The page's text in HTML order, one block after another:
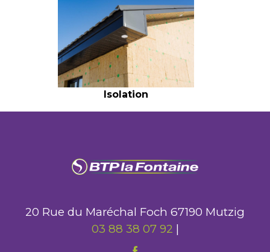
Isolation
20 Rue du Maréchal Foch 67190 Mutzig
03 88 38 07 92 |